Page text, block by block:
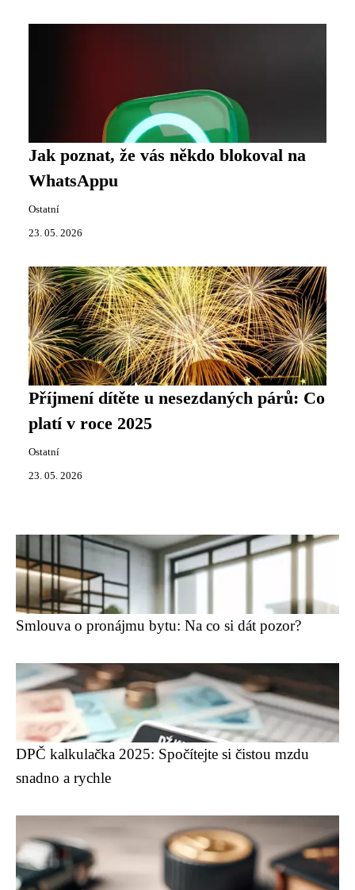
Jak poznat, že vás někdo blokoval na
WhatsAppu
Ostatní
23. 05. 2026
Příjmení dítěte u nesezdaných párů: Co
platí v roce 2025
Ostatní
23. 05. 2026
Smlouva o pronájmu bytu: Na co si dát pozor?
DPČ kalkulačka 2025: Spočítejte si čistou mzdu
snadno a rychle